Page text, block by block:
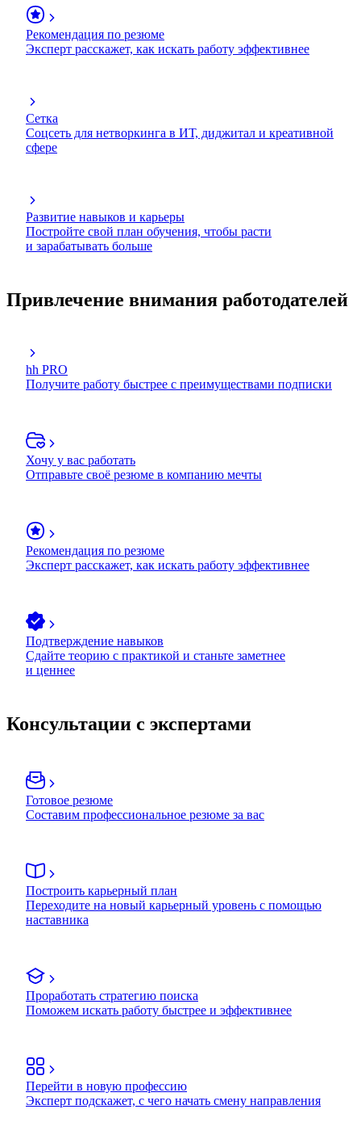
Рекомендация по резюме
Эксперт расскажет, как искать работу эффективнее
Сетка
Соцсеть для нетворкинга в ИТ, диджитал и креативной
сфере
Развитие навыков и карьеры
Постройте свой план обучения, чтобы расти
и зарабатывать больше
Привлечение внимания работодателей
hh PRO
Получите работу быстрее с преимуществами подписки
Хочу у вас работать
Отправьте своё резюме в компанию мечты
Рекомендация по резюме
Эксперт расскажет, как искать работу эффективнее
Подтверждение навыков
Сдайте теорию с практикой и станьте заметнее
и ценнее
Консультации с экспертами
Готовое резюме
Составим профессиональное резюме за вас
Построить карьерный план
Переходите на новый карьерный уровень с помощью
наставника
Проработать стратегию поиска
Поможем искать работу быстрее и эффективнее
Перейти в новую профессию
Эксперт подскажет, с чего начать смену направления